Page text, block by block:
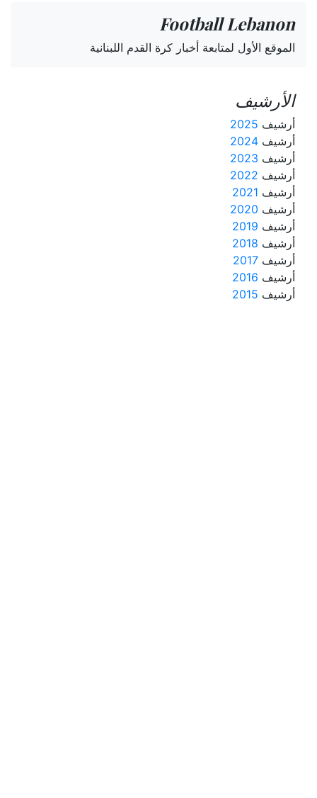
Football Lebanon
الموقع الأول لمتابعة أخبار كرة القدم اللبنانية
الأرشيف
أرشيف 2025
أرشيف 2024
أرشيف 2023
أرشيف 2022
أرشيف 2021
أرشيف 2020
أرشيف 2019
أرشيف 2018
أرشيف 2017
أرشيف 2016
أرشيف 2015